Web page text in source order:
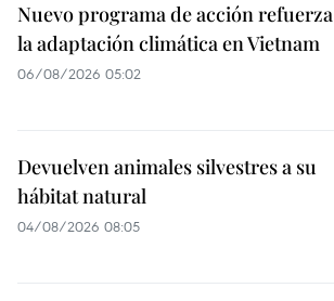
Nuevo programa de acción refuerza
la adaptación climática en Vietnam
06/08/2026 05:02
Devuelven animales silvestres a su
hábitat natural
04/08/2026 08:05